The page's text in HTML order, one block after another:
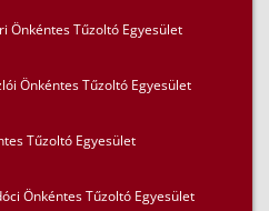
Önkéntes Tűzoltó Egyesület
Önkéntes Tűzoltó Egyesület
Tűzoltó Egyesület
Önkéntes Tűzoltó Egyesület